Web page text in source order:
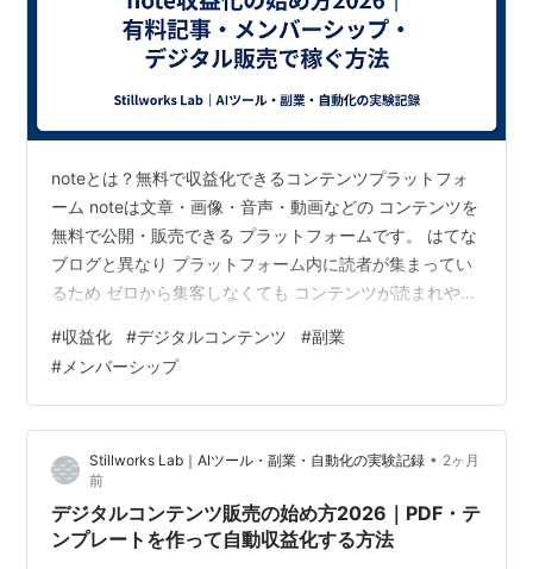
noteとは？無料で収益化できるコンテンツプラットフォ
ーム noteは文章・画像・音声・動画などの コンテンツを
無料で公開・販売できる プラットフォームです。 はてな
ブログと異なり プラットフォーム内に読者が集まってい
るため ゼロから集客しなくても コンテンツが読まれやす
記事販売 1記事単位で価格を設定して販売します。
¥100〜¥10,000の範囲で自由に設定できます。 手数料は
noteが30%・決済手数料が別途かかります。 ②メンバー
シップ（月額課金） 月額¥100〜¥50,000で 限定コンテ
ンツを提供するサブスクです。 毎月安定…
#収益化 #デジタルコンテンツ #副業
# メンバーシップ
Stillworks Lab｜AIツール・副業・自動化の実験記録 • 2ヶ月
前
デジタルコンテンツ販売の始め方2026｜PDF・テ
ンプレートを作って自動収益化する方法